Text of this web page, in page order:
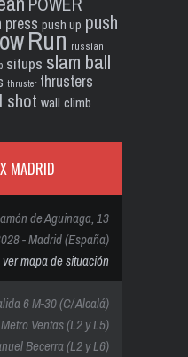
press push up push
Run russian
situps slam ball
thruster thrusters
shot wall climb
MADRID
de Aguinaga, 13
- Madrid (España)
ver mapa de situación
6 M-30 (C/ Alcalá)
Metro Ventas (L2 y L5)
Becerra (L2 y L6)